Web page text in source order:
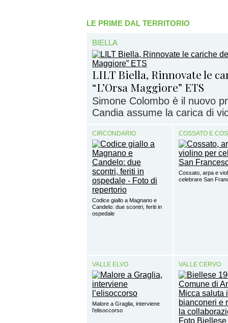
LE PRIME DAL TERRITORIO
BIELLA
LILT Biella, Rinnovate le
“L’Orsa Maggiore” ETS
Simone Colombo è il nuovo
Candia assume la carica di
CIRCONDARIO
Codice giallo a Magnano e
Candelo: due scontri, feriti in
ospedale
COSSATO E
Cossato, arpa e
celebrare San
VALLE ELVO
Malore a Graglia, interviene
l’elisoccorso
VALLE CERVO